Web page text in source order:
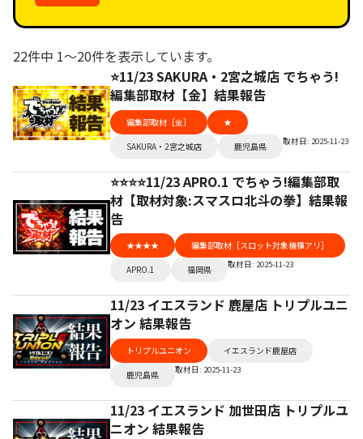
22件中 1〜20件を表示しています。
⭐️11/23 SAKURA・2宮之城店 でちゃう!
編集部取材【金】結果報告
編集部取材［金］
★
SAKURA・2宮之城店
鹿児島県 取材日: 2025-11-23
⭐️⭐️⭐️⭐️11/23 APRO.1 でちゃう!編集部取
材【取材対象:スマスロ北斗の拳】結果報
告
★★★★
編集部取材［スロット対象機種アリ］
APRO.1
福岡県 取材日: 2025-11-23
11/23 イエスランド 鹿屋店 トリプルユニ
オン 結果報告
トリプルユニオン
イエスランド鹿屋店
鹿児島県
取材日: 2025-11-23
11/23 イエスランド 加世田店 トリプルユ
ニオン 結果報告